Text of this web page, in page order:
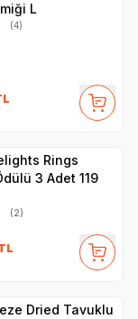
L
(4)
Rings
3 Adet 119
(2)
Dried Tavuklu